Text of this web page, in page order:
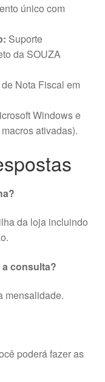
único com
Suporte
da SOUZA
Nota Fiscal em
Windows e
ativadas).
da loja incluindo
consulta?
mensalidade.
poderá fazer as